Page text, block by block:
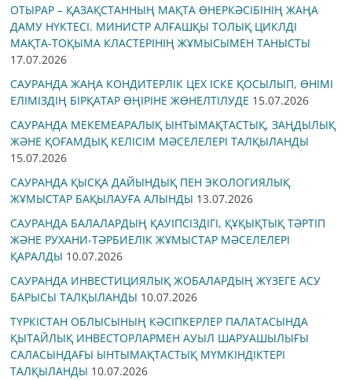
ОТЫРАР – ҚАЗАҚСТАННЫҢ МАҚТА ӨНЕРКӘСІБІНІҢ ЖАҢА
ДАМУ НҮКТЕСІ. МИНИСТР АЛҒАШҚЫ ТОЛЫҚ ЦИКЛДІ
МАҚТА-ТОҚЫМА КЛАСТЕРІНІҢ ЖҰМЫСЫМЕН ТАНЫСТЫ
17.07.2026
САУРАНДА ЖАҢА КОНДИТЕРЛІК ЦЕХ ІСКЕ ҚОСЫЛЫП, ӨНІМІ
ЕЛІМІЗДІҢ БІРҚАТАР ӨҢІРІНЕ ЖӨНЕЛТІЛУДЕ 15.07.2026
САУРАНДА МЕКЕМЕАРАЛЫҚ ЫНТЫМАҚТАСТЫҚ, ЗАҢДЫЛЫҚ
ЖӘНЕ ҚОҒАМДЫҚ КЕЛІСІМ МӘСЕЛЕЛЕРІ ТАЛҚЫЛАНДЫ
15.07.2026
САУРАНДА ҚЫСҚА ДАЙЫНДЫҚ ПЕН ЭКОЛОГИЯЛЫҚ
ЖҰМЫСТАР БАҚЫЛАУҒА АЛЫНДЫ 13.07.2026
САУРАНДА БАЛАЛАРДЫҢ ҚАУІПСІЗДІГІ, ҚҰҚЫҚТЫҚ ТӘРТІП
ЖӘНЕ РУХАНИ-ТӘРБИЕЛІК ЖҰМЫСТАР МӘСЕЛЕЛЕРІ
ҚАРАЛДЫ 10.07.2026
САУРАНДА ИНВЕСТИЦИЯЛЫҚ ЖОБАЛАРДЫҢ ЖҮЗЕГЕ АСУ
БАРЫСЫ ТАЛҚЫЛАНДЫ 10.07.2026
ТҮРКІСТАН ОБЛЫСЫНЫҢ КӘСІПКЕРЛЕР ПАЛАТАСЫНДА
ҚЫТАЙЛЫҚ ИНВЕСТОРЛАРМЕН АУЫЛ ШАРУАШЫЛЫҒЫ
САЛАСЫНДАҒЫ ЫНТЫМАҚТАСТЫҚ МҮМКІНДІКТЕРІ
ТАЛҚЫЛАНДЫ 10.07.2026